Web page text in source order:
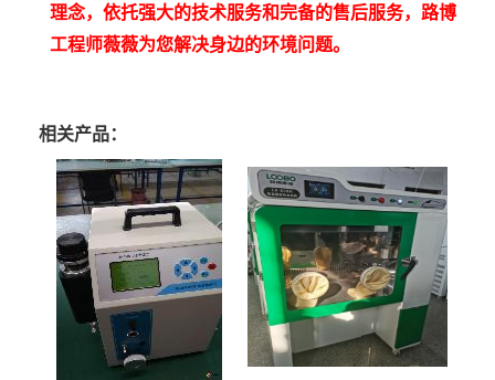
理念，依托强大的技术服务和完备的售后服务，路博
工程师薇薇为您解决身边的环境问题。
相关产品：